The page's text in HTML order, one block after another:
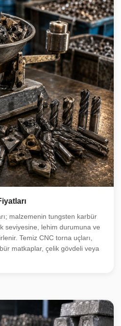
malzemenin tungsten karbür
seviyesine, lehim durumuna ve
Temiz CNC torna uçları,
matkaplar, çelik gövdeli veya